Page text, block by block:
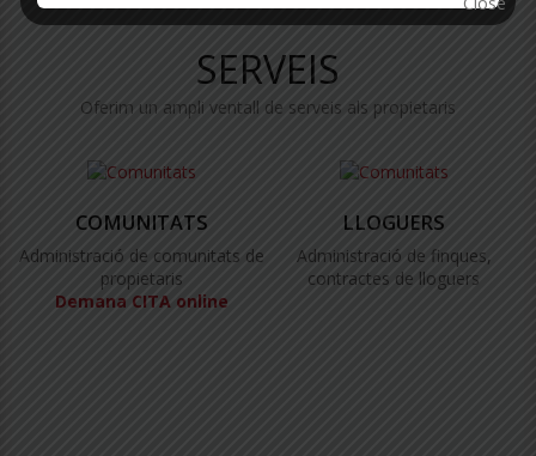
SERVEIS
Oferim un ampli ventall de serveis als propietaris
COMUNITATS
Administració de comunitats de
propietaris
Demana CITA online
LLOGUERS
Administració de finques,
contractes de lloguers